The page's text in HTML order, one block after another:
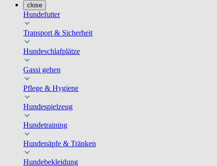
close
Hundefutter
Transport & Sicherheit
Hundeschlafplätze
Gassi gehen
Pflege & Hygiene
Hundespielzeug
Hundetraining
Hundenäpfe & Tränken
Hundebekleidung